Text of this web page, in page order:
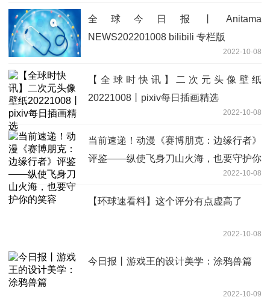
全球今日报丨Anitama
NEWS202201008 bilibili 专栏版
2022-10-08
【全球时快讯】二次元头像壁纸
20221008丨pixiv每日插画精选
2022-10-08
当前速递！动漫《赛博朋克：边缘行者》
评鉴——纵使飞身刀山火海，也要守护你
2022-10-08
【环球速看料】这个评分有点虚高了
2022-10-08
今日报丨游戏王的设计美学：涂鸦兽篇
2022-10-09